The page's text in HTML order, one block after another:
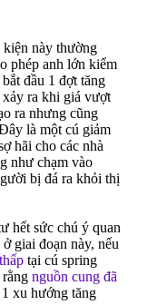
kiện này thường
phép anh lớn kiểm
đầu 1 đợt tăng
xảy ra khi giá vượt
ra nhưng cũng
là một cú giảm
hãi cho các nhà
như chạm vào
bị đá ra khỏi thị
hết sức chú ý quan
giai đoạn này, nếu
tại cú spring
nguồn cung đã
xu hướng tăng